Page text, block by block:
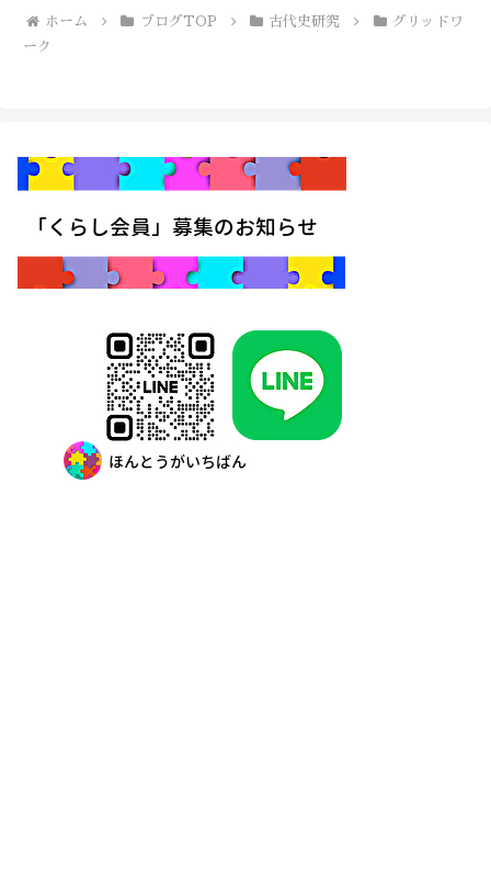
ホーム ブログTOP 古代史研究
グリッドワ
ーク